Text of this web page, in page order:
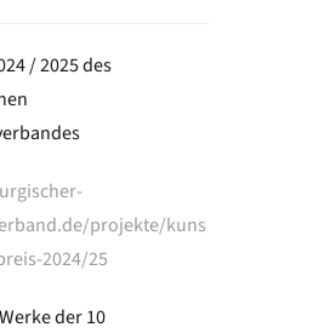
/ 2025 des
projekte/kuns
2024/25
der 10